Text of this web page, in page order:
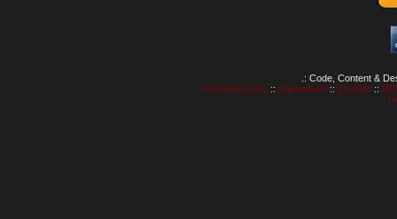
.: Code, Content &
GTAvision.com:: Impressum:: Contact::